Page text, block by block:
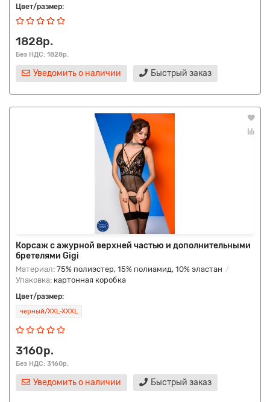
Цвет/размер:
1828р.
Без НДС: 1828р.
Уведомить о наличии Быстрый заказ
Корсаж с ажурной верхней частью и дополнительными
бретелями Gigi
Материал: 75% полиэстер, 15% полиамид, 10% эластан
Упаковка: картонная коробка
Цвет/размер:
черный/XXL-XXXL
3160р.
Без НДС: 3160р.
Уведомить о наличии Быстрый заказ